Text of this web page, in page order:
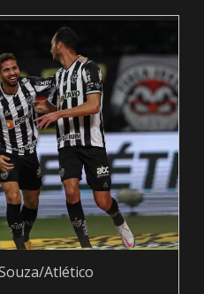
Atlético